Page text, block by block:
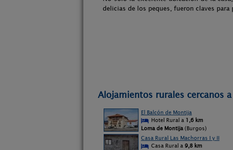
delicias de los peques, fueron claves
Alojamientos rurales cercanos
El Balcón de Montija
Hotel Rural a 1,6 km
Loma de Montija (Burgos)
Casa Rural Las Machorras I y II
Casa Rural a 9,8 km